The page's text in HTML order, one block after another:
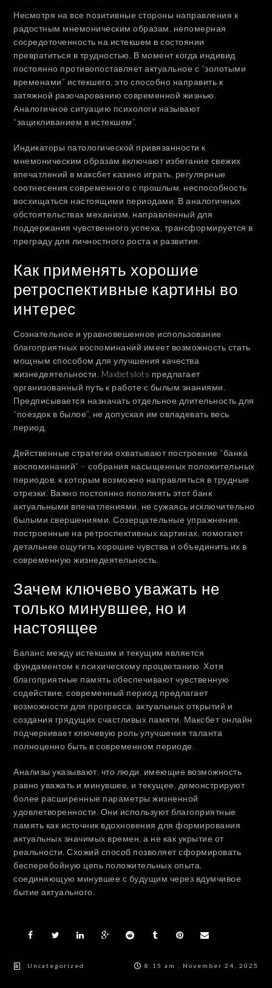
Несмотря на все позитивные стороны направления к
радостным мнемоническим образам, непомерная
сосредоточенность на истекшем в состоянии
превратиться в трудностью. В момент когда индивид
постоянно противопоставляет актуальное с “золотыми
временами” истекшего, это способно направить к
затяжной разочарованию современной жизнью.
Аналогичное ситуацию психологи называют
“зацикливанием в истекшем”.
Индикаторы патологической привязанности к
мнемоническим образам включают избегание свежих
впечатлений в максбет казино играть, регулярные
соотнесения современного с прошлым, неспособность
восхищаться настоящими периодами. В аналогичных
обстоятельствах механизм, направленный для
поддержания чувственного успеха, трансформируется в
преграду для личностного роста и развития.
Как применять хорошие
ретроспективные картины во
интерес
Сознательное и уравновешенное использование
благоприятных воспоминаний имеет возможность стать
мощным способом для улучшения качества
жизнедеятельности. Maxbetslots предлагает
организованный путь к работе с былым знаниями.
Предписывается назначать отдельное длительность для
“поездок в былое”, не допуская им овладевать весь
период.
Действенные стратегии охватывают построение “банка
воспоминаний” – собрания насыщенных положительных
периодов, к которым возможно направляться в трудные
отрезки. Важно постоянно пополнять этот банк
актуальными впечатлениями, не сужаясь исключительно
былыми свершениями. Созерцательные упражнения,
построенные на ретроспективных картинах, помогают
детальнее ощутить хорошие чувства и объединить их в
современную жизнедеятельность.
Зачем ключево уважать не
только минувшее, но и
настоящее
Баланс между истекшим и текущим является
фундаментом к психическому процветанию. Хотя
благоприятные память обеспечивают чувственную
содействие, современный период предлагает
возможности для прогресса, актуальных открытий и
создания грядущих счастливых памяти. Максбет онлайн
подчеркивает ключевую роль улучшения таланта
полноценно быть в современном периоде.
Анализы указывают, что люди, имеющие возможность
равно уважать и минувшее, и текущее, демонстрируют
более расширенные параметры жизненной
удовлетворенности. Они используют благоприятные
память как источник вдохновения для формирования
актуальных значимых времен, а не как укрытие от
реальности. Схожий способ позволяет сформировать
бесперебойную цепь положительных опыта,
соединяющую минувшее с будущим через вдумчивое
бытие актуального.
Uncategorized 8:15 am , November 24, 2025